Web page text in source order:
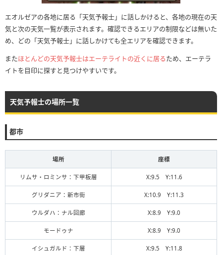
エオルゼアの各地に居る「天気予報士」に話しかけると、各地の現在の天
気と次の天気一覧が表示されます。確認できるエリアの制限などは無いた
め、どの「天気予報士」に話しかけても全エリアを確認できます。
またほとんどの天気予報士はエーテライトの近くに居るため、エーテラ
イトを目印に探すと見つけやすいです。
天気予報士の場所一覧
都市
場所 座標
リムサ・ロミンサ：下甲板層 X:9.5 Y:11.6
グリダニア：新市街 X:10.9 Y:11.3
ウルダハ：ナル回廊 X:8.9 Y:9.0
モードゥナ X:8.9 Y:9.0
イシュガルド：下層 X:9.5 Y:11.8